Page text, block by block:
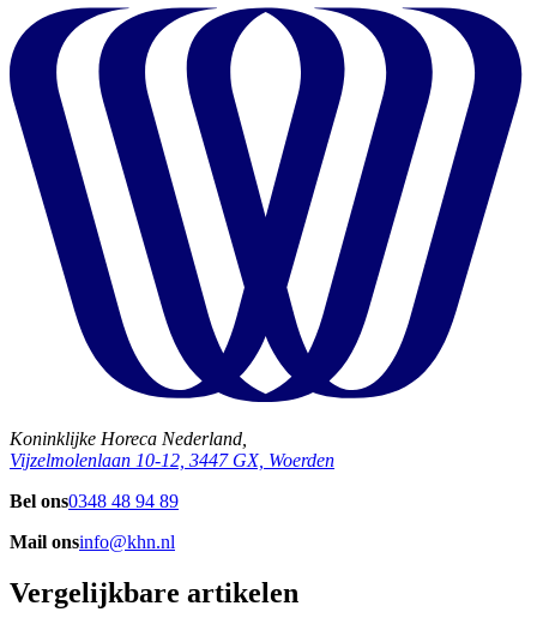
Koninklijke Horeca Nederland,
Vijzelmolenlaan 10-12, 3447 GX, Woerden
Bel ons0348 48 94 89
Mail onsinfo@khn.nl
Vergelijkbare artikelen